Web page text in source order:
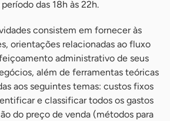
das 18h às 22h.
consistem em fornecer às
orientações relacionadas ao fluxo
administrativo de seus
além de ferramentas teóricas
aos seguintes temas: custos fixos
e classificar todos os gastos
do preço de venda (métodos para